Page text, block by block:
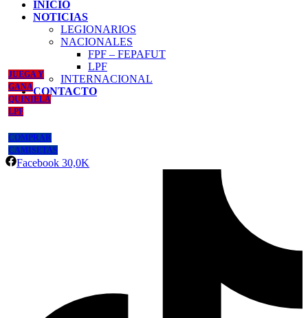
INICIO
NOTICIAS
LEGIONARIOS
NACIONALES
FPF – FEPAFUT
LPF
INTERNACIONAL
CONTACTO
JUEGA Y
GANA
QUINIELA
LPF
COMPRAR
CAMISETAS
Facebook 30,0K